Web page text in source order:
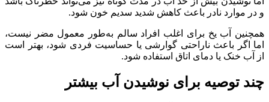
و در موارد نادر باعث کاهش شدید سدیم خون شود.
همچنین آب یخ برای اغلب افراد سالم به‌طور معمول مضر نیست،
اما اگر باعث ناراحتی گوارشی یا حساسیت فردی شود، بهتر است
از آب خنک یا دمای اتاق استفاده شود.
چند توصیه برای نوشیدن آب بیشتر